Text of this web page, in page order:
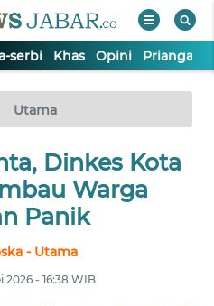
serbi Khas Opini Priangan
Utama
Dinkes Kota
Warga
Panik
- Utama
2026 - 16:38 WIB